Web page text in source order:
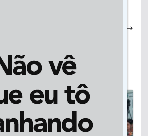
empurra por acusação de
gostar também